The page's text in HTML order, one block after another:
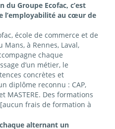
du Groupe Ecofac, c’est
l’employabilité au cœur de
école de commerce et de
à Rennes, Laval,
chaque
d’un métier, le
concrètes et
diplôme reconnu : CAP,
MASTERE. Des formations
frais de formation à
alternant un